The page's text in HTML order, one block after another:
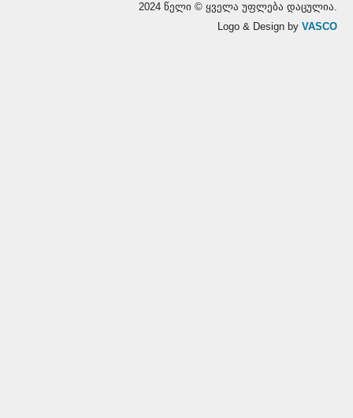
2024 წელი © ყველა უფლება დაცულია.
Logo & Design by VASCO